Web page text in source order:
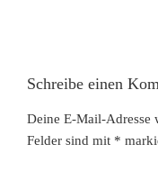
Schreibe einen
Deine E-Mail-
Felder sind mit *